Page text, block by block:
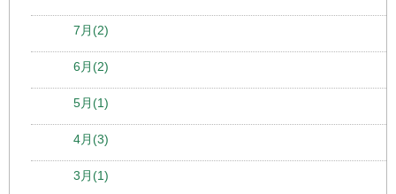
7月(2)
6月(2)
5月(1)
4月(3)
3月(1)